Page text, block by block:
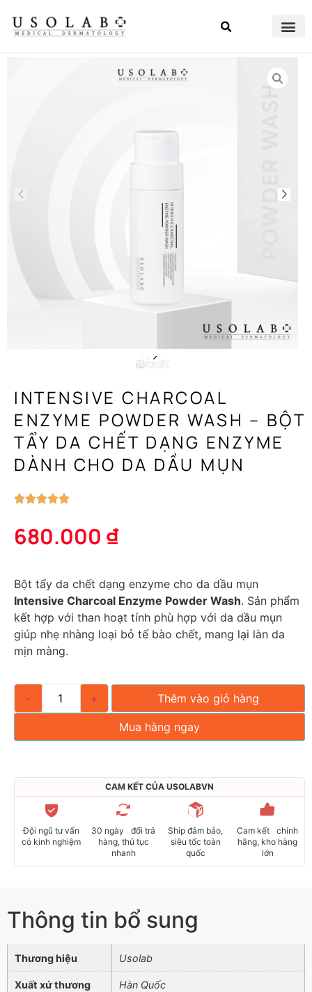
INTENSIVE CHARCOAL
ENZYME POWDER WASH – BỘT
TẨY DA CHẾT DẠNG ENZYME
DÀNH CHO DA DẦU MỤN
680.000 ₫
Bột tẩy da chết dạng enzyme cho da dầu mụn
Intensive Charcoal Enzyme Powder Wash. Sản phẩm
kết hợp với than hoạt tính phù hợp với da dầu mụn
giúp nhẹ nhàng loại bỏ tế bào chết, mang lại làn da
mịn màng.
- + Thêm vào giỏ hàng
Mua hàng ngay
CAM KẾT CỦA USOLABVN
Đội ngũ tư vấn
có kinh nghiệm
30 ngày đổi trả
hàng, thủ tục
nhanh
Ship đảm bảo,
siêu tốc toàn
quốc
Cam kết chính
hãng, kho hàng
lớn
Thông tin bổ sung
Thương hiệu Usolab
Xuất xứ thương
Hàn Quốc